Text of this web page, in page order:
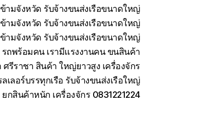
ามจังหวัด รับจ้างขนส่งเรือขนาดใหญ่
ามจังหวัด รับจ้างขนส่งเรือขนาดใหญ่
ามจังหวัด รับจ้างขนส่งเรือขนาดใหญ่
ถพร้อมคน เรามีแรงงานคน ขนสินค้า
รีราชา สินค้า ใหญ่ยาวสูง เครื่องจักร
ลเลอร์บรรทุกเรือ รับจ้างขนส่งเรือใหญ่
กสินค้าหนัก เครื่องจักร 0831221224